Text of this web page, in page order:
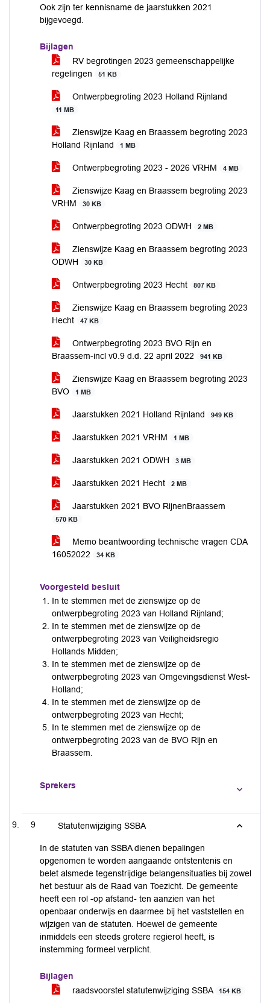
Ook zijn ter kennisname de jaarstukken 2021
bijgevoegd.
Bijlagen
RV begrotingen 2023 gemeenschappelijke
regelingen
51 KB
Ontwerpbegroting 2023 Holland Rijnland
11 MB
Zienswijze Kaag en Braassem begroting 2023
Holland Rijnland
1 MB
Ontwerpbegroting 2023 - 2026 VRHM 4 MB
Zienswijze Kaag en Braassem begroting 2023
VRHM
30 KB
Ontwerpbegroting 2023 ODWH 2 MB
Zienswijze Kaag en Braassem begroting 2023
ODWH
30 KB
Ontwerpbegroting 2023 Hecht 807 KB
Zienswijze Kaag en Braassem begroting 2023
Hecht
47 KB
Ontwerpbegroting 2023 BVO Rijn en
Braassem-incl v0.9 d.d. 22 april 2022
941 KB
Zienswijze Kaag en Braassem begroting 2023
BVO
1 MB
Jaarstukken 2021 Holland Rijnland 949 KB
Jaarstukken 2021 VRHM 1 MB
Jaarstukken 2021 ODWH 3 MB
Jaarstukken 2021 Hecht 2 MB
Jaarstukken 2021 BVO RijnenBraassem
570 KB
Memo beantwoording technische vragen CDA
16052022
34 KB
Voorgesteld besluit
In te stemmen met de zienswijze op de
ontwerpbegroting 2023 van Holland Rijnland;
In te stemmen met de zienswijze op de
ontwerpbegroting 2023 van Veiligheidsregio
Hollands Midden;
In te stemmen met de zienswijze op de
ontwerpbegroting 2023 van Omgevingsdienst West-
Holland;
In te stemmen met de zienswijze op de
ontwerpbegroting 2023 van Hecht;
In te stemmen met de zienswijze op de
ontwerpbegroting 2023 van de BVO Rijn en
Braassem.
Sprekers
9 Statutenwijziging SSBA
In de statuten van SSBA dienen bepalingen
opgenomen te worden aangaande ontstentenis en
belet alsmede tegenstrijdige belangensituaties bij zowel
het bestuur als de Raad van Toezicht. De gemeente
heeft een rol -op afstand- ten aanzien van het
openbaar onderwijs en daarmee bij het vaststellen en
wijzigen van de statuten. Hoewel de gemeente
inmiddels een steeds grotere regierol heeft, is
instemming formeel verplicht.
Bijlagen
raadsvoorstel statutenwijziging SSBA
154 KB